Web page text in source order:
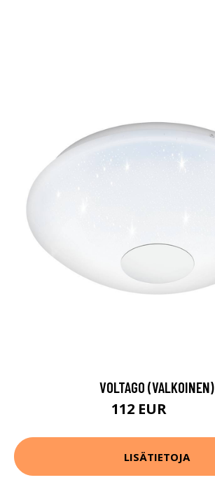
VOLTAGO (VALKOINEN)
112 EUR
LISÄTIETOJA